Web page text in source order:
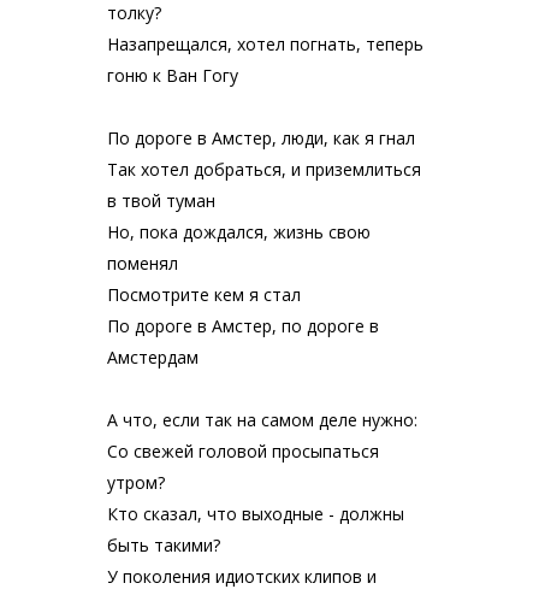
толку?
Назапрещался, хотел погнать, теперь
гоню к Ван Гогу
По дороге в Амстер, люди, как я гнал
Так хотел добраться, и приземлиться
в твой туман
Но, пока дождался, жизнь свою
поменял
Посмотрите кем я стал
По дороге в Амстер, по дороге в
Амстердам
А что, если так на самом деле нужно:
Со свежей головой просыпаться
утром?
Кто сказал, что выходные - должны
быть такими?
У поколения идиотских клипов и